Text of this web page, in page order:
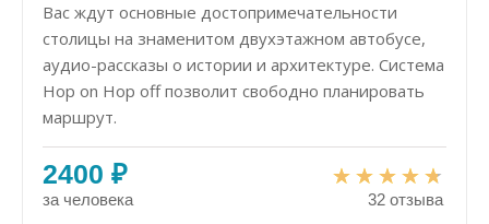
Вас ждут основные достопримечательности
столицы на знаменитом двухэтажном автобусе,
аудио-рассказы о истории и архитектуре. Система
Hop on Hop off позволит свободно планировать
маршрут.
2400 ₽
за человека 32 отзыва